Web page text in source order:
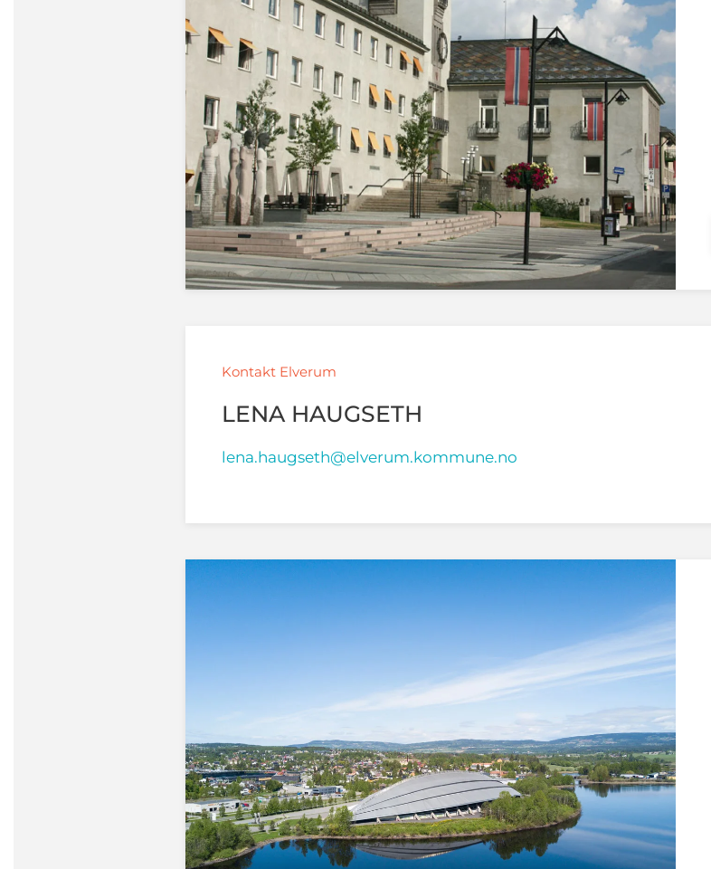
Kontakt Elverum
LENA HAUGSETH
lena.haugseth@elverum.kommune.no